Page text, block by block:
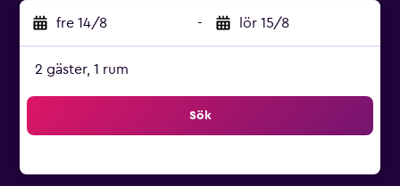
fre 14/8 - lör 15/8
2 gäster, 1 rum
Sök